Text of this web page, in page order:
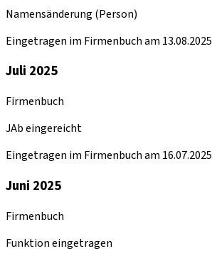
Namensänderung (Person)
Eingetragen im Firmenbuch am 13.08.2025
Juli 2025
Firmenbuch
JAb eingereicht
Eingetragen im Firmenbuch am 16.07.2025
Juni 2025
Firmenbuch
Funktion eingetragen